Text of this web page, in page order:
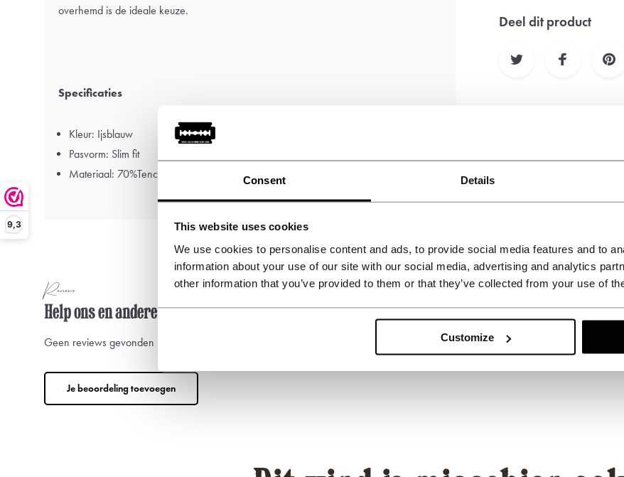
Consent Details
This website uses cookies
We use cookies to personalise content and ads, to provide social media features and to
information about your use of our site with our social media, advertising and analytics
other information that you’ve provided to them or that they’ve collected from your use of
Customize
9,3
overhemd is de ideale keuze.
Specificaties
Kleur: Ijsblauw
Pasvorm: Slim fit
Materiaal: 70%Tencel - 30%Katoen
Deel dit product
Reviews
Help ons en andere klanten door het schrijven van een review
Geen reviews gevonden
Je beoordeling toevoegen